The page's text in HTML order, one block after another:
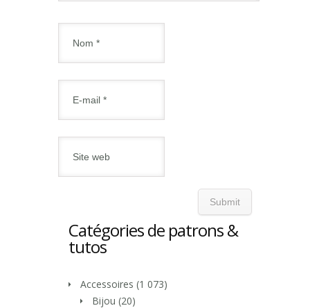
Catégories de patrons &
tutos
Accessoires (1 073)
Bijou (20)